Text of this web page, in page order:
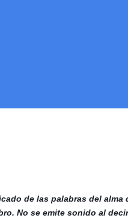
de las palabras del alma
No se emite sonido al